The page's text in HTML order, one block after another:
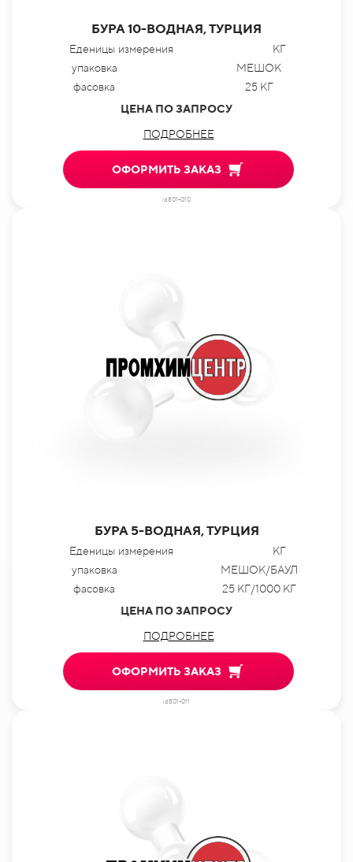
БУРА 10-ВОДНАЯ, ТУРЦИЯ
Еденицы измерения
КГ
упаковка
МЕШОК
фасовка
25 КГ
ЦЕНА ПО ЗАПРОСУ
ПОДРОБНЕЕ
ОФОРМИТЬ ЗАКАЗ
id801-010
БУРА 5-ВОДНАЯ, ТУРЦИЯ
Еденицы измерения
КГ
упаковка
МЕШОК/БАУЛ
фасовка
25 КГ/1000 КГ
ЦЕНА ПО ЗАПРОСУ
ПОДРОБНЕЕ
ОФОРМИТЬ ЗАКАЗ
id801-011